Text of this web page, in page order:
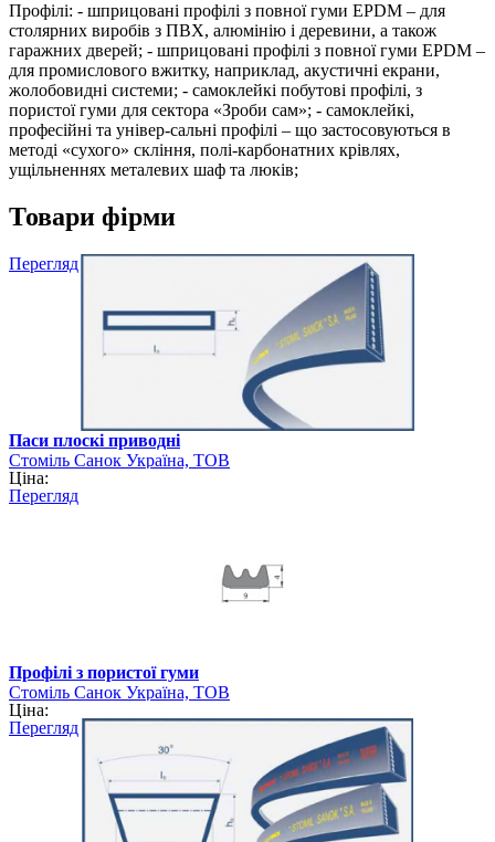
Профілі: - шприцовані профілі з повної гуми EPDM – для
столярних виробів з ПВХ, алюмінію і деревини, а також
гаражних дверей; - шприцовані профілі з повної гуми EPDM –
для промислового вжитку, наприклад, акустичні екрани,
жолобовидні системи; - самоклейкі побутові профілі, з
пористої гуми для сектора «Зроби сам»; - самоклейкі,
професійні та універ-сальні профілі – що застосовуються в
методі «сухого» скління, полі-карбонатних крівлях,
ущільненнях металевих шаф та люків;
Товари фірми
Перегляд
Паси плоскі приводні
Стоміль Санок Україна, ТОВ
Ціна:
Перегляд
Профілі з пористої гуми
Стоміль Санок Україна, ТОВ
Ціна:
Перегляд